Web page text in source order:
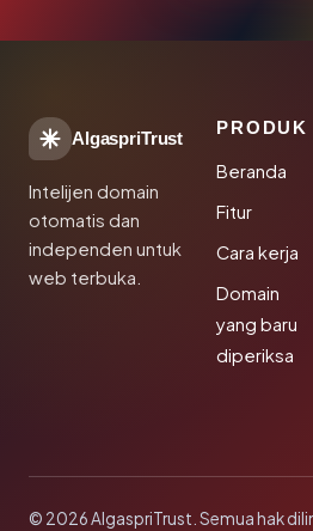
AlgaspriTrust
Intelijen domain
otomatis dan
independen untuk
web terbuka.
PRODUK
Beranda
Fitur
Cara kerja
Domain
yang baru
diperiksa
© 2026 AlgaspriTrust. Semua hak